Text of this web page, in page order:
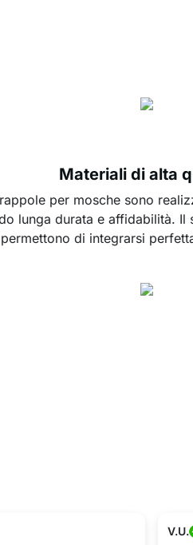
Materiali di alta
per mosche sono
lunga durata e affidabilità. Il
di integrarsi
V.U.